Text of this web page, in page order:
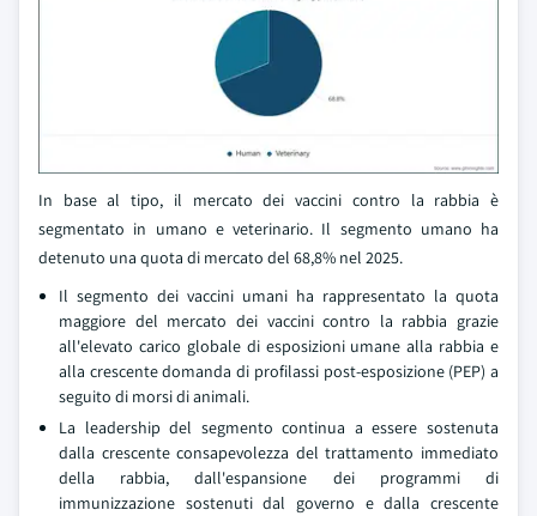
In base al tipo, il mercato dei vaccini contro la rabbia è
segmentato in umano e veterinario. Il segmento umano ha
detenuto una quota di mercato del 68,8% nel 2025.
Il segmento dei vaccini umani ha rappresentato la quota
maggiore del mercato dei vaccini contro la rabbia grazie
all'elevato carico globale di esposizioni umane alla rabbia e
alla crescente domanda di profilassi post-esposizione (PEP) a
seguito di morsi di animali.
La leadership del segmento continua a essere sostenuta
dalla crescente consapevolezza del trattamento immediato
della rabbia, dall'espansione dei programmi di
immunizzazione sostenuti dal governo e dalla crescente